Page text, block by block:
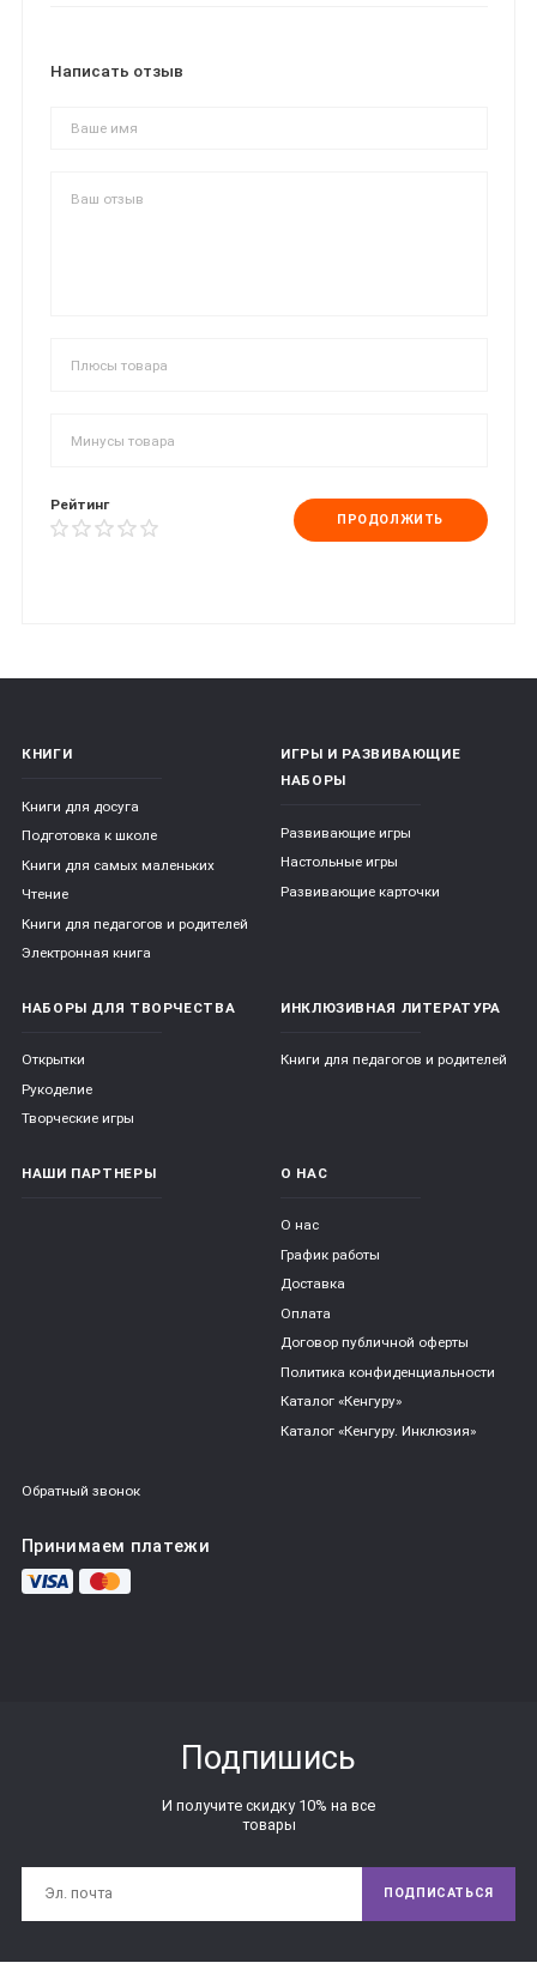
Написать отзыв
Рейтинг
ПРОДОЛЖИТЬ
КНИГИ
Книги для досуга
Подготовка к школе
Книги для самых маленьких
Чтение
Книги для педагогов и родителей
Электронная книга
ИГРЫ И РАЗВИВАЮЩИЕ
НАБОРЫ
Развивающие игры
Настольные игры
Развивающие карточки
НАБОРЫ ДЛЯ ТВОРЧЕСТВА
Открытки
Рукоделие
Творческие игры
ИНКЛЮЗИВНАЯ ЛИТЕРАТУРА
Книги для педагогов и родителей
НАШИ ПАРТНЕРЫ О НАС
О нас
График работы
Доставка
Оплата
Договор публичной оферты
Политика конфиденциальности
Каталог «Кенгуру»
Каталог «Кенгуру. Инклюзия»
Обратный звонок
Принимаем платежи
Подпишись
И получите скидку 10% на все
товары
ПОДПИСАТЬСЯ